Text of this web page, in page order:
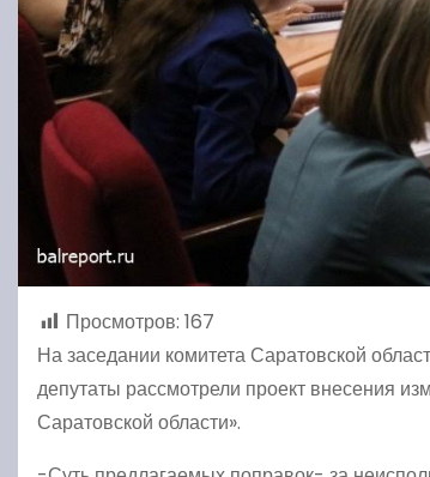
Просмотров: 167
На заседании комитета Саратовской
депутаты рассмотрели проект внесения
Саратовской области».